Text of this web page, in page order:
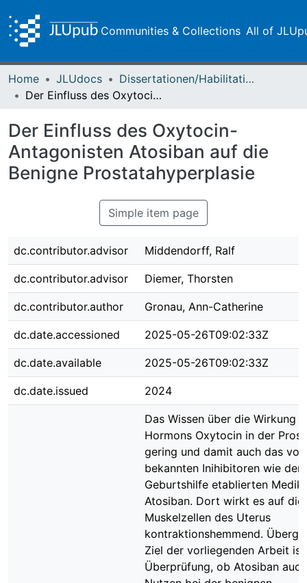
Communities & Collections All of
Home JLUdocs
Dissertationen/Habilitationen
Der Einfluss des Oxytocin-Antagonisten Atosiban auf die Benigne Prostatahyperplasie
Der Einfluss des Oxytocin-
Antagonisten Atosiban auf die
Benigne Prostatahyperplasie
Simple item page
dc.contributor.advisor Middendorff, Ralf
dc.contributor.advisor Diemer, Thorsten
dc.contributor.author Gronau, Ann-Catherine
dc.date.accessioned 2025-05-26T09:02:33Z
dc.date.available 2025-05-26T09:02:33Z
dc.date.issued 2024
Das Wissen über die Wirkung
Hormons Oxytocin in der
gering und damit auch das
bekannten Inihibitoren wie
Geburtshilfe etablierten
Atosiban. Dort wirkt es auf
Muskelzellen des Uterus
kontraktionshemmend.
Ziel der vorliegenden Arbeit
Überprüfung, ob Atosiban